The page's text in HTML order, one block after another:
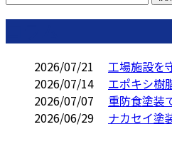
2026/07/21
工場施設を
2026/07/14
エポキシ樹
2026/07/07
重防食塗装
2026/06/29
ナカセイ塗